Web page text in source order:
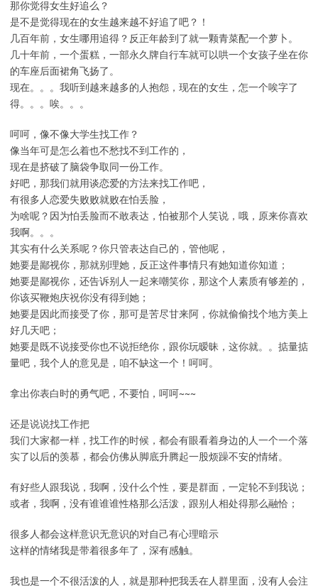
那你觉得女生好追么？
是不是觉得现在的女生越来越不好追了吧？！
几百年前，女生哪用追得？反正年龄到了就一颗青菜配一个萝卜。
几十年前，一个蛋糕，一部永久牌自行车就可以哄一个女孩子坐在你
的车座后面裙角飞扬了。
现在。。。我听到越来越多的人抱怨，现在的女生，怎一个唉字了
得。。。唉。。。
呵呵，像不像大学生找工作？
像当年可是怎么着也不愁找不到工作的，
现在是挤破了脑袋争取同一份工作。
好吧，那我们就用谈恋爱的方法来找工作吧，
有很多人恋爱失败败就败在怕丢脸，
为啥呢？因为怕丢脸而不敢表达，怕被那个人笑说，哦，原来你喜欢
我啊。。。
其实有什么关系呢？你只管表达自己的，管他呢，
她要是鄙视你，那就别理她，反正这件事情只有她知道你知道；
她要是鄙视你，还告诉别人一起来嘲笑你，那这个人素质有够差的，
你该买鞭炮庆祝你没有得到她；
她要是因此而接受了你，那可是苦尽甘来阿，你就偷偷找个地方美上
好几天吧；
她要是既不说接受你也不说拒绝你，跟你玩暧昧，这你就。。掂量掂
量吧，我个人的意见是，咱不缺这一个！呵呵。
拿出你表白时的勇气吧，不要怕，呵呵~~~
还是说说找工作把
我们大家都一样，找工作的时候，都会有眼看着身边的人一个一个落
实了以后的羡慕，都会仿佛从脚底升腾起一股烦躁不安的情绪。
有好些人跟我说，我啊，没什么个性，要是群面，一定轮不到我说；
或者，我啊，没有谁谁谁性格那么活泼，跟别人相处得那么融恰；
很多人都会这样意识无意识的对自己有心理暗示
这样的情绪我是带着很多年了，深有感触。
我也是一个不很活泼的人，就是那种把我丢在人群里面，没有人会注